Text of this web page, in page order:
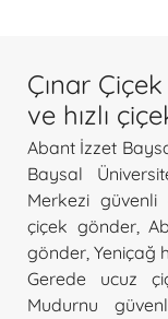
Çınar
ve hızlı
Abant İzzet
Baysal
Merkezi güvenli
çiçek gönder,
gönder, Yeniçağ
Gerede ucuz
Mudurnu